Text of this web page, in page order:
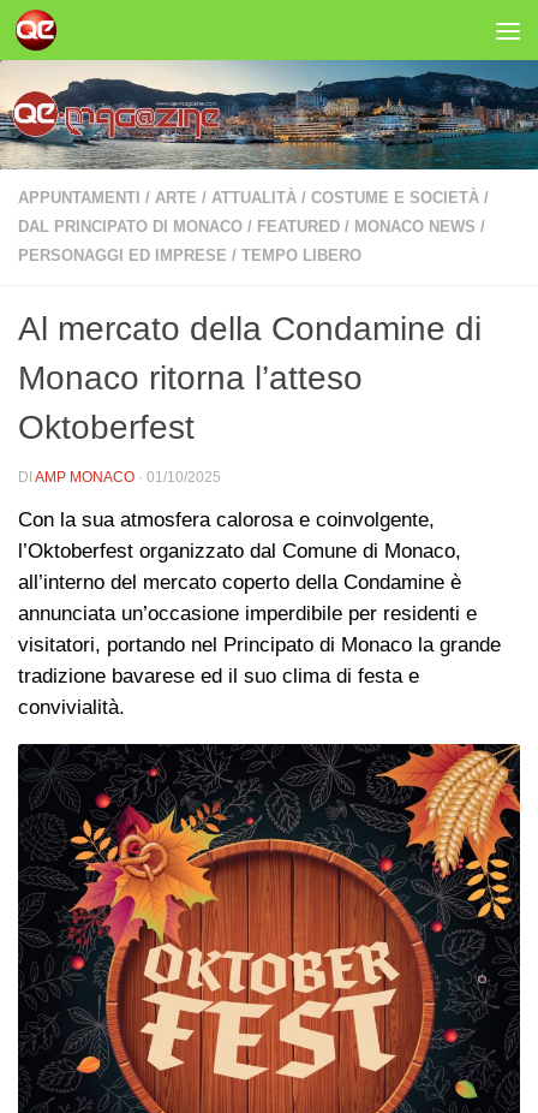
Salta al contenuto
APPUNTAMENTI / ARTE / ATTUALITÀ / COSTUME E SOCIETÀ /
DAL PRINCIPATO DI MONACO / FEATURED / MONACO NEWS /
PERSONAGGI ED IMPRESE / TEMPO LIBERO
Al mercato della Condamine di
Monaco ritorna l’atteso
Oktoberfest
DI AMP MONACO · 01/10/2025
Con la sua atmosfera calorosa e coinvolgente,
l’Oktoberfest organizzato dal Comune di Monaco,
all’interno del mercato coperto della Condamine è
annunciata un’occasione imperdibile per residenti e
visitatori, portando nel Principato di Monaco la grande
tradizione bavarese ed il suo clima di festa e
convivialità.